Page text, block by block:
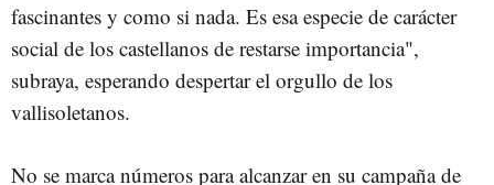
fascinantes y como si nada. Es esa especie de carácter
social de los castellanos de restarse importancia",
subraya, esperando despertar el orgullo de los
vallisoletanos.
No se marca números para alcanzar en su campaña de